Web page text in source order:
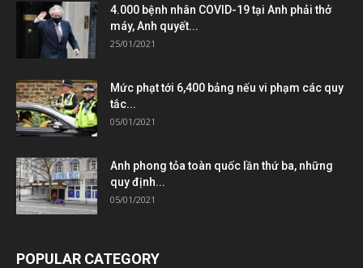
4.000 bệnh nhân COVID-19 tại Anh phải thở
máy, Anh quyết...
25/01/2021
Mức phạt tới 6,400 bảng nếu vi phạm các quy
tắc...
05/01/2021
Anh phong tỏa toàn quốc lần thứ ba, những
quy định...
05/01/2021
POPULAR CATEGORY